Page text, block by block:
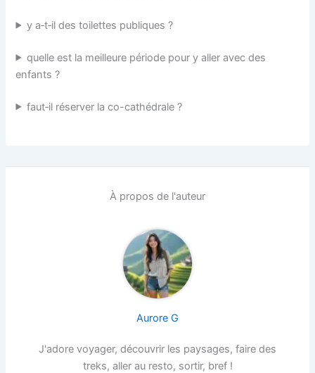
y a‑t‑il des toilettes publiques ?
quelle est la meilleure période pour y aller avec des
enfants ?
faut‑il réserver la co-cathédrale ?
À propos de l'auteur
Aurore G
J'adore voyager, découvrir les paysages, faire des
treks, aller au resto, sortir, bref !